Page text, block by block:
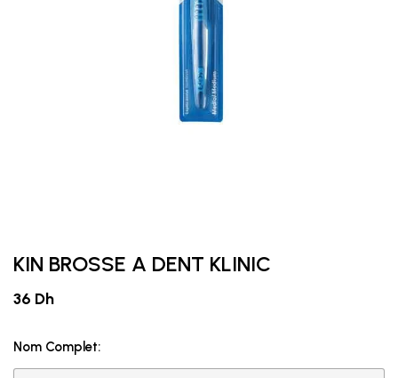
KIN BROSSE A DENT KLINIC
36 Dh
Nom Complet: